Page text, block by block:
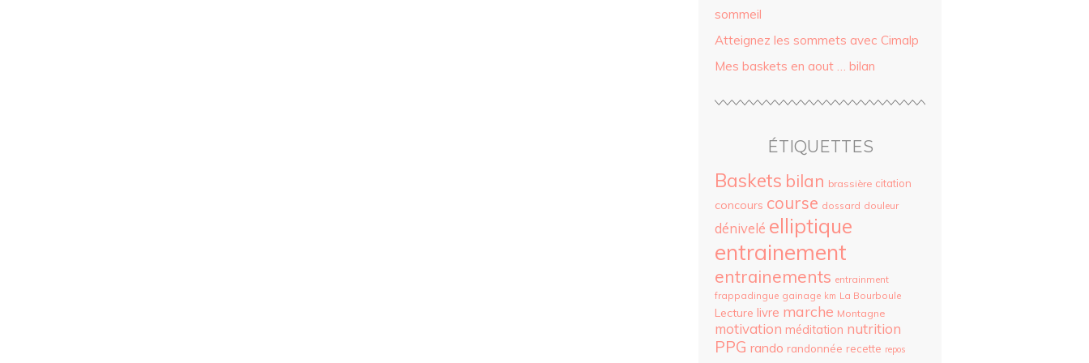
sommeil
Atteignez les sommets avec Cimalp
Mes baskets en aout … bilan
ÉTIQUETTES
Baskets bilan brassière citation
concours course dossard douleur
dénivelé elliptique
entrainement
entrainements entrainment
frappadingue gainage km La Bourboule
Lecture livre marche Montagne
motivation méditation nutrition
PPG rando randonnée recette repos